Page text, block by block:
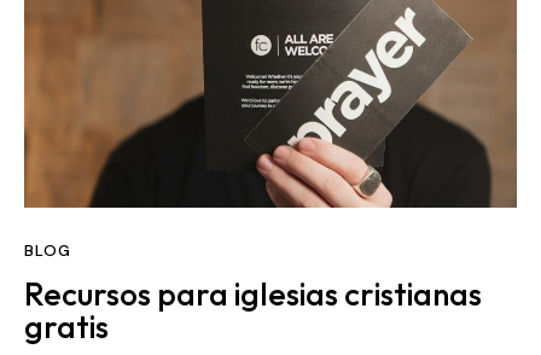
BLOG
Recursos para iglesias cristianas
gratis